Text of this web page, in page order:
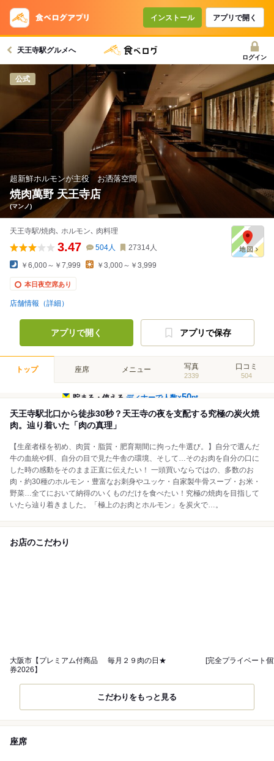
インストール アプリで開く
天王寺駅グルメへ
ログイン
公式
超新鮮ホルモンが主役 お洒落空間
焼肉萬野 天王寺店
(マンノ)
天王寺駅/焼肉､ ホルモン､ 肉料理
3.47 504人 27314人
￥6,000～￥7,999 ￥3,000～￥3,999
本日夜空席あり
店舗情報（詳細）
アプリで開く アプリで保存
トップ 座席 メニュー 写真
2339
口コミ
504
貯まる・使えるディナーで人数×50pt
天王寺駅北口から徒歩30秒？天王寺の夜を支配する究極の炭火焼
肉。辿り着いた「肉の真理」
【生産者様を初め、肉質・脂質・肥育期間に拘った牛選び。】自分で選んだ
牛の血統や餌、自分の目で見た牛舎の環境、そして…そのお肉を自分の口に
した時の感動をそのまま正直に伝えたい！ 一頭買いならではの、多数のお
肉・約30種のホルモン・豊富なお刺身やユッケ・自家製牛骨スープ・お米・
野菜…全てにおいて納得のいくものだけを食べたい！究極の焼肉を目指して
いたら辿り着きました。「極上のお肉とホルモン」を炭火で…。
お店のこだわり
大阪市【プレミアム付商品
券2026】
毎月２９肉の日★ [完全プライベート
こだわりをもっと見る
座席
コースで使えるクーポン
戻る
クーポンを利用せず予約する